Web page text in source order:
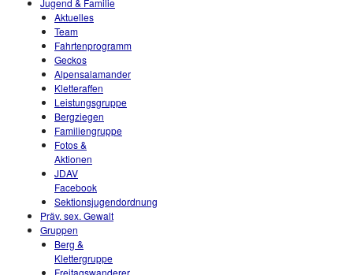
Jugend & Familie
Aktuelles
Team
Fahrtenprogramm
Geckos
Alpensalamander
Kletteraffen
Leistungsgruppe
Bergziegen
Familiengruppe
Fotos &
Aktionen
JDAV
Facebook
Sektionsjugendordnung
Präv. sex. Gewalt
Gruppen
Berg &
Klettergruppe
Freitagswanderer